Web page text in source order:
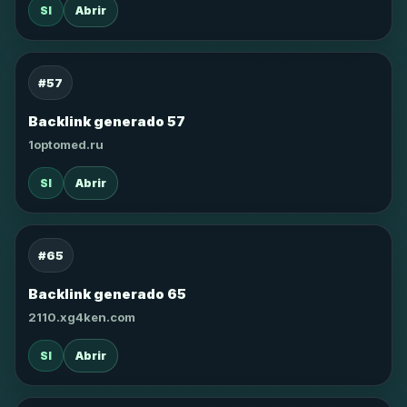
SI Abrir
#57
Backlink generado 57
1optomed.ru
SI Abrir
#65
Backlink generado 65
2110.xg4ken.com
SI Abrir